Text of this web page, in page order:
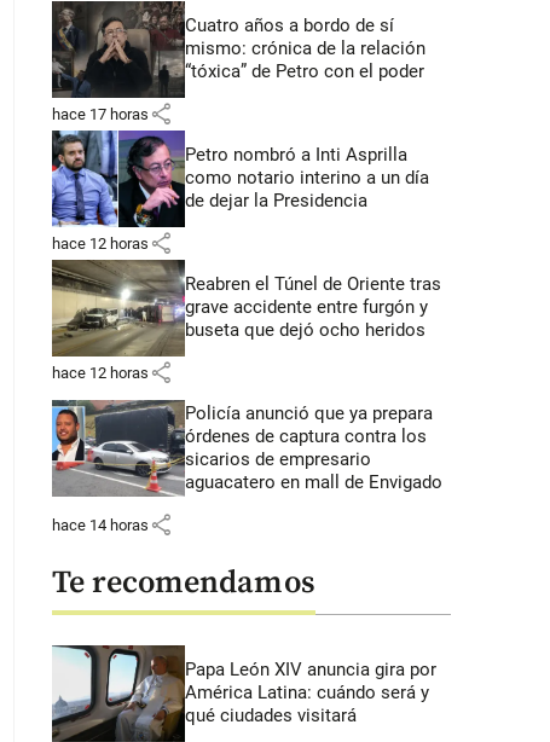
Cuatro años a bordo de sí
mismo: crónica de la relación
“tóxica” de Petro con el poder
hace 17 horas share
Petro nombró a Inti Asprilla
como notario interino a un día
de dejar la Presidencia
hace 12 horas share
Reabren el Túnel de Oriente tras
grave accidente entre furgón y
buseta que dejó ocho heridos
hace 12 horas share
Policía anunció que ya prepara
órdenes de captura contra los
sicarios de empresario
aguacatero en mall de Envigado
hace 14 horas share
Te recomendamos
Papa León XIV anuncia gira por
América Latina: cuándo será y
qué ciudades visitará